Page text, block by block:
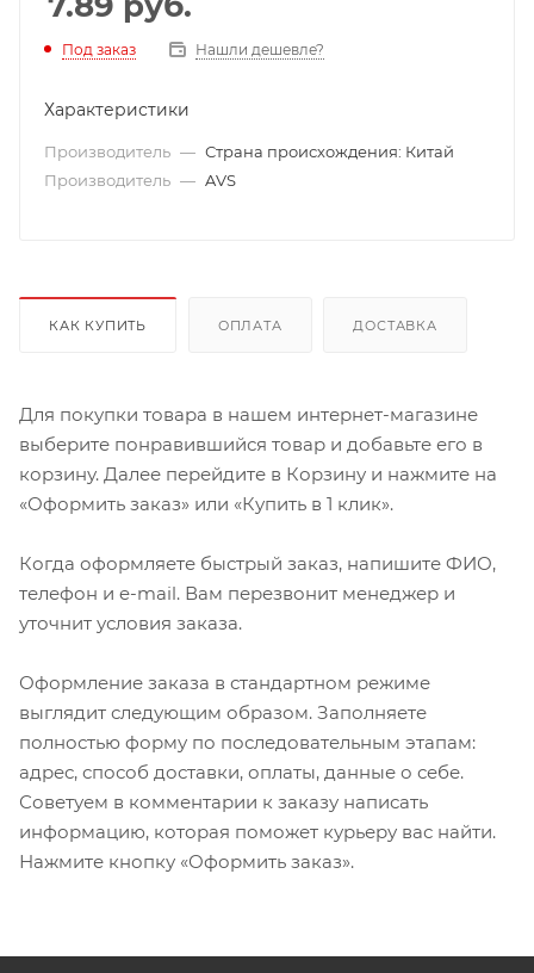
Под заказ Нашли дешевле?
Характеристики
Производитель — Страна происхождения: Китай
Производитель — AVS
КАК КУПИТЬ ОПЛАТА ДОСТАВКА
Для покупки товара в нашем интернет-магазине
выберите понравившийся товар и добавьте его в
корзину. Далее перейдите в Корзину и нажмите на
«Оформить заказ» или «Купить в 1 клик».
Когда оформляете быстрый заказ, напишите ФИО,
телефон и e-mail. Вам перезвонит менеджер и
уточнит условия заказа.
Оформление заказа в стандартном режиме
выглядит следующим образом. Заполняете
полностью форму по последовательным этапам:
адрес, способ доставки, оплаты, данные о себе.
Советуем в комментарии к заказу написать
информацию, которая поможет курьеру вас найти.
Нажмите кнопку «Оформить заказ».